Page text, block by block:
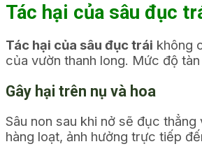
Tác hại của sâu đục
Tác hại của sâu đục trái không
của vườn thanh long. Mức độ
Gây hại trên nụ và hoa
Sâu non sau khi nở sẽ đục
hàng loạt, ảnh hưởng trực tiếp